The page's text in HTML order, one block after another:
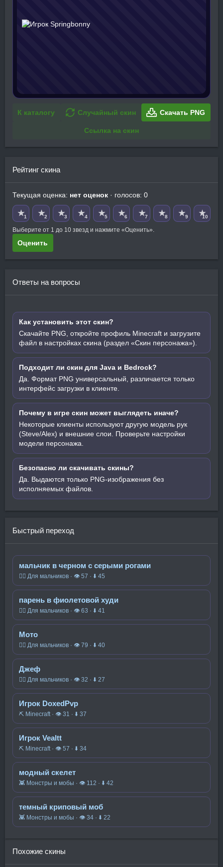
К каталогу Случайный скин Скачать PNG
Ссылка на скин
Рейтинг скина
Текущая оценка: нет оценок · голосов: 0
★1 ★2 ★3 ★4 ★5 ★6 ★7 ★8 ★9 ★10
Выберите от 1 до 10 звезд и нажмите «Оценить».
Оценить
Ответы на вопросы
Как установить этот скин?
Скачайте PNG, откройте профиль Minecraft и загрузите
файл в настройках скина (раздел «Скин персонажа»).
Подходит ли скин для Java и Bedrock?
Да. Формат PNG универсальный, различается только
интерфейс загрузки в клиенте.
Почему в игре скин может выглядеть иначе?
Некоторые клиенты используют другую модель рук
(Steve/Alex) и внешние слои. Проверьте настройки
модели персонажа.
Безопасно ли скачивать скины?
Да. Выдаются только PNG-изображения без
исполняемых файлов.
Быстрый переход
мальчик в черном с серыми рогами
🧍‍♂️ Для мальчиков · 👁 57 · ⬇ 45
парень в фиолетовой худи
🧍‍♂️ Для мальчиков · 👁 63 · ⬇ 41
Мото
🧍‍♂️ Для мальчиков · 👁 79 · ⬇ 40
Джеф
🧍‍♂️ Для мальчиков · 👁 32 · ⬇ 27
Игрок DoxedPvp
⛏️ Minecraft · 👁 31 · ⬇ 37
Игрок Vealtt
⛏️ Minecraft · 👁 57 · ⬇ 34
модный скелет
👾 Монстры и мобы · 👁 112 · ⬇ 42
темный криповый моб
👾 Монстры и мобы · 👁 34 · ⬇ 22
Похожие скины